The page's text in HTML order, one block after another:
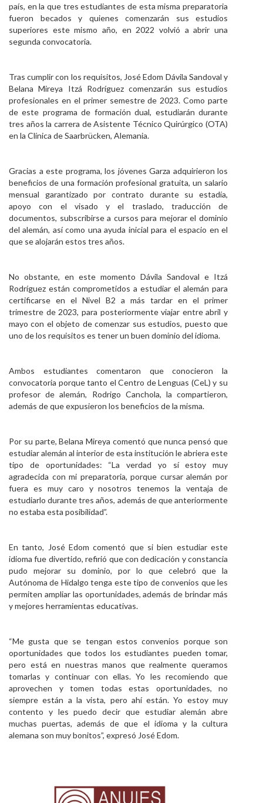
país, en la que tres estudiantes de esta misma preparatoria
fueron becados y quienes comenzarán sus estudios
superiores este mismo año, en 2022 volvió a abrir una
segunda convocatoria.
Tras cumplir con los requisitos, José Edom Dávila Sandoval y
Belana Mireya Itzá Rodríguez comenzarán sus estudios
profesionales en el primer semestre de 2023. Como parte
de este programa de formación dual, estudiarán durante
tres años la carrera de Asistente Técnico Quirúrgico (OTA)
en la Clínica de Saarbrücken, Alemania.
Gracias a este programa, los jóvenes Garza adquirieron los
beneficios de una formación profesional gratuita, un salario
mensual garantizado por contrato durante su estadía,
apoyo con el visado y el traslado, traducción de
documentos, subscribirse a cursos para mejorar el dominio
del alemán, así como una ayuda inicial para el espacio en el
que se alojarán estos tres años.
No obstante, en este momento Dávila Sandoval e Itzá
Rodríguez están comprometidos a estudiar el alemán para
certificarse en el Nivel B2 a más tardar en el primer
trimestre de 2023, para posteriormente viajar entre abril y
mayo con el objeto de comenzar sus estudios, puesto que
uno de los requisitos es tener un buen dominio del idioma.
Ambos estudiantes comentaron que conocieron la
convocatoria porque tanto el Centro de Lenguas (CeL) y su
profesor de alemán, Rodrigo Canchola, la compartieron,
además de que expusieron los beneficios de la misma.
Por su parte, Belana Mireya comentó que nunca pensó que
estudiar alemán al interior de esta institución le abriera este
tipo de oportunidades: “La verdad yo sí estoy muy
agradecida con mi preparatoria, porque cursar alemán por
fuera es muy caro y nosotros tenemos la ventaja de
estudiarlo durante tres años, además de que anteriormente
no estaba esta posibilidad”.
En tanto, José Edom comentó que si bien estudiar este
idioma fue divertido, refirió que con dedicación y constancia
pudo mejorar su dominio, por lo que celebró que la
Autónoma de Hidalgo tenga este tipo de convenios que les
permiten ampliar las oportunidades, además de brindar más
y mejores herramientas educativas.
“Me gusta que se tengan estos convenios porque son
oportunidades que todos los estudiantes pueden tomar,
pero está en nuestras manos que realmente queramos
tomarlas y continuar con ellas. Yo les recomiendo que
aprovechen y tomen todas estas oportunidades, no
siempre están a la vista, pero ahí están. Yo estoy muy
contento y les puedo decir que estudiar alemán abre
muchas puertas, además de que el idioma y la cultura
alemana son muy bonitos”, expresó José Edom.